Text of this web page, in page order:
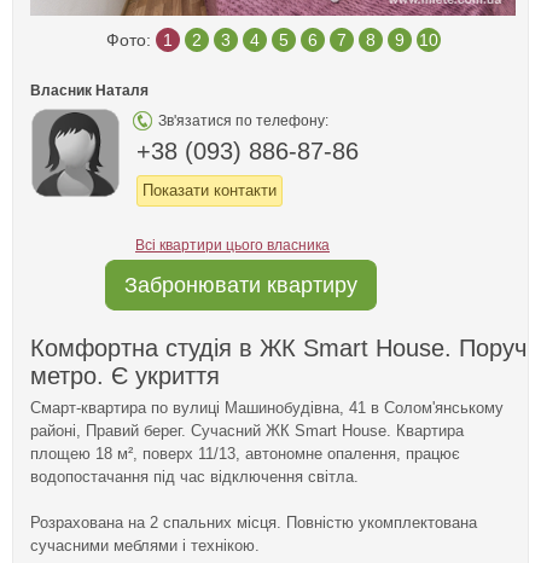
Фото: 1 2 3 4 5 6 7 8 9 10
Власник Наталя
Зв'язатися по телефону:
+38 (093) 886-87-86
Показати контакти
Всі квартири цього власника
Забронювати квартиру
Комфортна студія в ЖК Smart House. Поруч
метро. Є укриття
Смарт-квартира по вулиці Машинобудівна, 41 в Солом'янському
районі, Правий берег. Сучасний ЖК Smart House. Квартира
площею 18 м², поверх 11/13, автономне опалення, працює
водопостачання під час відключення світла.
Розрахована на 2 спальних місця. Повністю укомплектована
сучасними меблями і технікою.